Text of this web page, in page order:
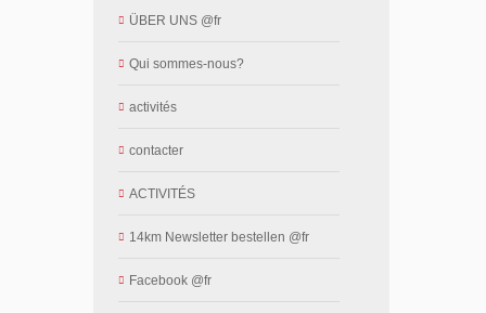
ÜBER UNS @fr
Qui sommes-nous?
activités
contacter
ACTIVITÉS
14km Newsletter bestellen @fr
Facebook @fr